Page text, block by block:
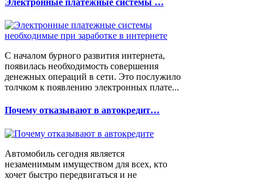
С началом бурного развития интернета,
появилась необходимость совершения
денежных операций в сети. Это послужило
толчком к появлению электронных плате...
Почему отказывают в автокредит…
Автомобиль сегодня является
незаменимым имуществом для всех, кто
хочет быстро передвигаться и не